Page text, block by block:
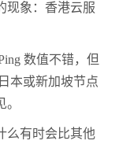
象：香港云服
数值不错，但
本或新加坡节点
有时会比其他